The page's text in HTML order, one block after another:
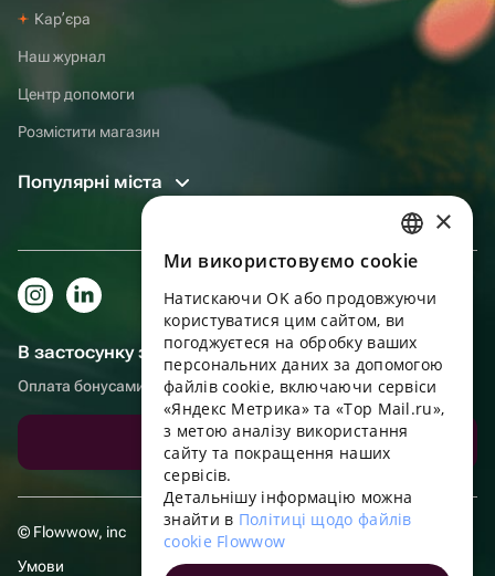
Карʼєра
Наш журнал
Центр допомоги
Розмістити магазин
Популярні міста
В застосунку зручніше!
Оплата бонусами, самовивіз, зручний чат підтримки
Завантажити додаток
© Flowwow, inc
Умови
RUSSIAN
ENGLISH
UKRAINIAN
PORTUGUESE
SPANISH
HUNGARIAN
FRENCH
TURKISH
×
Ми використовуємо cookie
Натискаючи OK або продовжуючи
користуватися цим сайтом, ви
погоджуєтеся на обробку ваших
персональних даних за допомогою
файлів cookie, включаючи сервіси
«Яндекс Метрика» та «Top Mail.ru»,
з метою аналізу використання
сайту та покращення наших
сервісів.
Детальнішу інформацію можна
знайти в Політиці щодо файлів
cookie Flowwow